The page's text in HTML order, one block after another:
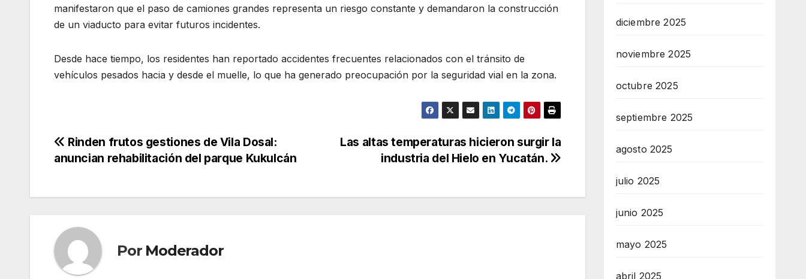
manifestaron que el paso de camiones grandes representa un riesgo constante y demandaron la construcción
de un viaducto para evitar futuros incidentes.
Desde hace tiempo, los residentes han reportado accidentes frecuentes relacionados con el tránsito de
vehículos pesados hacia y desde el muelle, lo que ha generado preocupación por la seguridad vial en la zona.
Navegación
entradas
Las altas temperaturas hicieron surgir la
industria del Hielo en Yucatán.
Rinden frutos gestiones de Vila Dosal:
anuncian rehabilitación del parque Kukulcán
Por Moderador
diciembre 2025
noviembre 2025
octubre 2025
septiembre 2025
agosto 2025
julio 2025
junio 2025
mayo 2025
abril 2025